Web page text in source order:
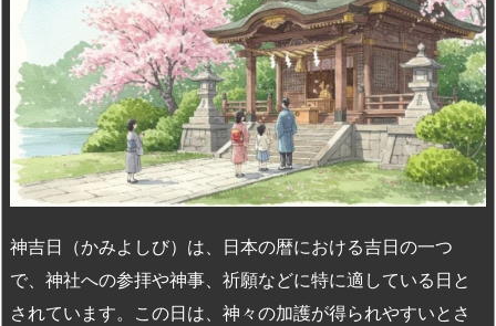
d
o
n
k
y
d
s
r
ar
d
o
p.
io
神吉日（かみよしび）は、日本の暦における吉日の一つ
で、神社への参拝や神事、祈願などに特に適している日と
されています。この日は、神々の加護が得られやすいとさ